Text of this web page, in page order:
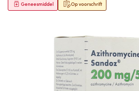
Op voorschrift
Geneesmiddel